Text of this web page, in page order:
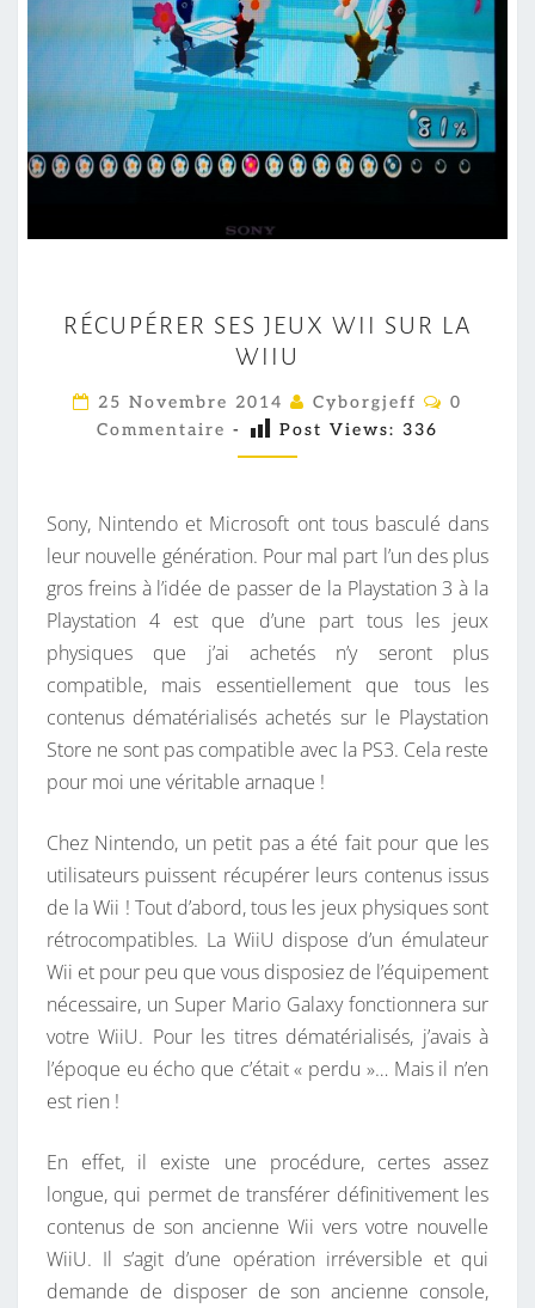
É
C
U
P
É
E
R
S
E
S
J
E
U
X
I
I
S
U
R
L
A
W
U
RÉCUPÉRER SES JEUX WII SUR LA
WIIU
25 Novembre 2014 Cyborgjeff
C
A
I
R
E
0
Commentaire - Post Views: 336
Sony, Nintendo et Microsoft ont tous basculé dans
leur nouvelle génération. Pour mal part l’un des plus
gros freins à l’idée de passer de la Playstation 3 à la
Playstation 4 est que d’une part tous les jeux
physiques que j’ai achetés n’y seront plus
compatible, mais essentiellement que tous les
contenus dématérialisés achetés sur le Playstation
Store ne sont pas compatible avec la PS3. Cela reste
pour moi une véritable arnaque !
Chez Nintendo, un petit pas a été fait pour que les
utilisateurs puissent récupérer leurs contenus issus
de la Wii ! Tout d’abord, tous les jeux physiques sont
rétrocompatibles. La WiiU dispose d’un émulateur
Wii et pour peu que vous disposiez de l’équipement
nécessaire, un Super Mario Galaxy fonctionnera sur
votre WiiU. Pour les titres dématérialisés, j’avais à
l’époque eu écho que c’était « perdu »… Mais il n’en
est rien !
En effet, il existe une procédure, certes assez
longue, qui permet de transférer définitivement les
contenus de son ancienne Wii vers votre nouvelle
WiiU. Il s’agit d’une opération irréversible et qui
demande de disposer de son ancienne console,